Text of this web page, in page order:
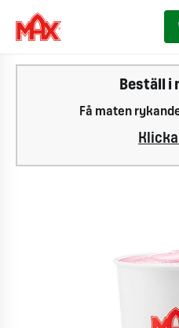
Beställ i
Få maten